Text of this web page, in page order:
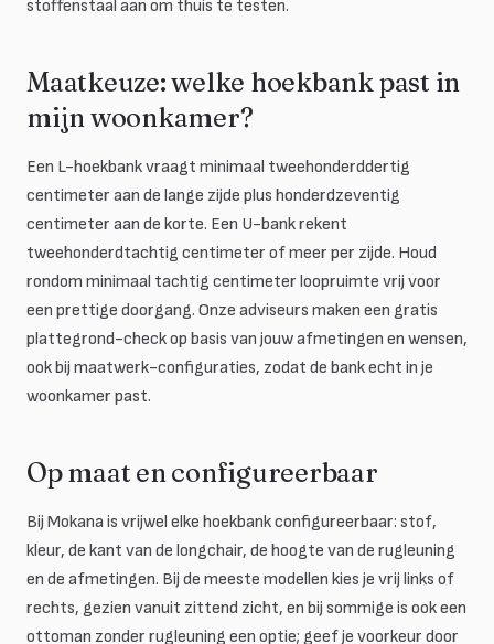
stoffenstaal aan om thuis te testen.
Maatkeuze: welke hoekbank past in
mijn woonkamer?
Een L-hoekbank vraagt minimaal tweehonderddertig
centimeter aan de lange zijde plus honderdzeventig
centimeter aan de korte. Een U-bank rekent
tweehonderdtachtig centimeter of meer per zijde. Houd
rondom minimaal tachtig centimeter loopruimte vrij voor
een prettige doorgang. Onze adviseurs maken een gratis
plattegrond-check op basis van jouw afmetingen en wensen,
ook bij maatwerk-configuraties, zodat de bank echt in je
woonkamer past.
Op maat en configureerbaar
Bij Mokana is vrijwel elke hoekbank configureerbaar: stof,
kleur, de kant van de longchair, de hoogte van de rugleuning
en de afmetingen. Bij de meeste modellen kies je vrij links of
rechts, gezien vanuit zittend zicht, en bij sommige is ook een
ottoman zonder rugleuning een optie; geef je voorkeur door